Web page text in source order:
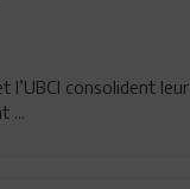
l’UBCI consolident leur
...